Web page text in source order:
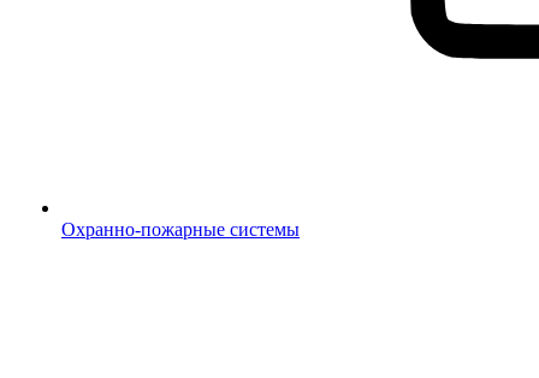
Охранно-пожарные системы